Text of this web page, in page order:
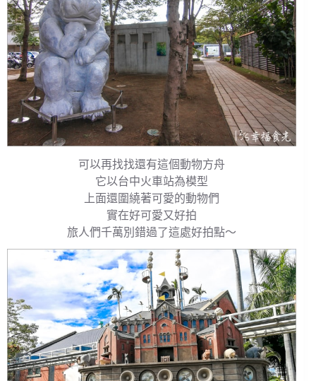
可以再找找還有這個動物方舟
它以台中火車站為模型
上面還圍繞著可愛的動物們
實在好可愛又好拍
旅人們千萬別錯過了這處好拍點～